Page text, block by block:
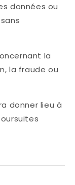
données ou
la
la fraude ou
donner lieu à